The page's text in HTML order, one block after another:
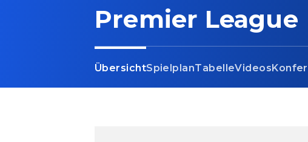
Premier League
ÜbersichtSpielplanTabelleVideos